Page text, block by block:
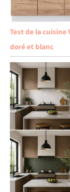
Test de la cuisine
doré et blanc